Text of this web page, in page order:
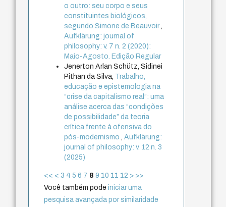
o outro: seu corpo e seus
constituintes biológicos,
segundo Simone de Beauvoir
Aufklärung: journal of
philosophy: v. 7 n. 2 (2020):
Maio-Agosto. Edição Regular
Jenerton Arlan Schütz, Sidinei
Pithan da Silva, Trabalho,
educação e epistemologia na
“crise da capitalismo real”: uma
análise acerca das “condições
de possibilidade” da teoria
crítica frente à ofensiva do
pós-modernismo
,Aufklärung:
journal of philosophy: v. 12 n. 3
(2025)
<< < 3 4 5 6 7 8 9 10 11 12 > >>
Você também podeiniciar uma
pesquisa avançada por similaridade